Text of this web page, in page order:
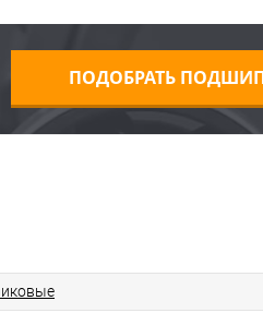
ПОДОБРАТЬ